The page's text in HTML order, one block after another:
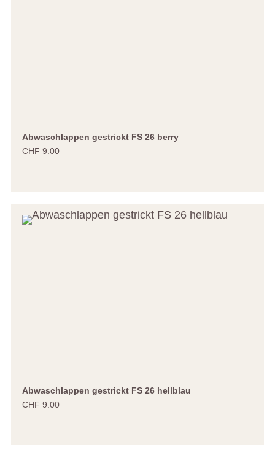
Abwaschlappen gestrickt FS 26 berry
CHF 9.00
Abwaschlappen gestrickt FS 26 hellblau
CHF 9.00